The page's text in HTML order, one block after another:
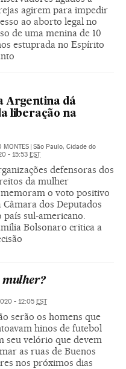
agirem para impedir
ao aborto legal no
de uma menina de 10
estuprada no Espírito
Argentina dá
liberação na
MONTES | São Paulo, Cidade do
- 15:53 EST
defensoras dos
da mulher
o voto positivo
Câmara dos Deputados
país sul-americano.
Bolsonaro critica a
mulher?
- 12:05 EST
serão os homens que
hinos de futebol
seu velório que devem
as ruas de Buenos
nos próximos dias